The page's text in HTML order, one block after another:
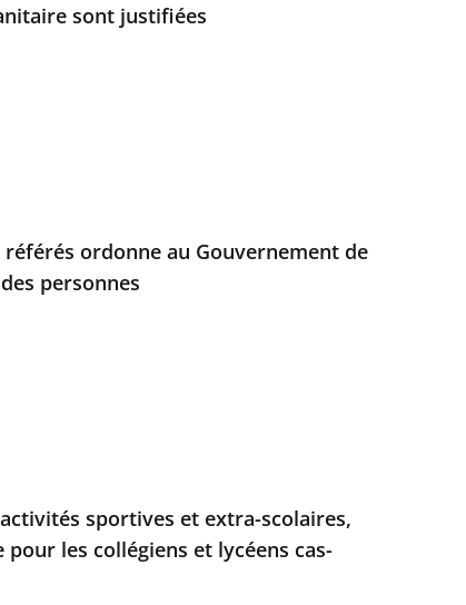
sont justifiées
référés ordonne au Gouvernement de
personnes
sportives et extra-scolaires,
les collégiens et lycéens cas-